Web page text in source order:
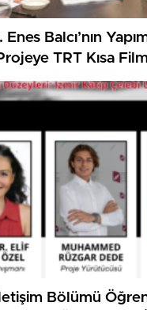
Balcı’nın
TRT Kısa
Bölümü